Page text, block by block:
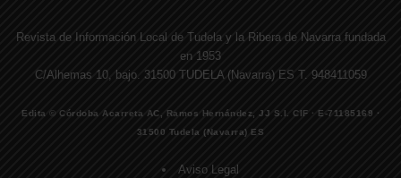
Revista de Información Local de Tudela y la Ribera de Navarra fundada
en 1953
C/Alhemas 10, bajo. 31500 TUDELA (Navarra) ES T. 948411059
Edita © Córdoba Acarreta AC, Ramos Hernández, JJ S.I. CIF · E-71185169 ·
31500 Tudela (Navarra) ES
Aviso Legal